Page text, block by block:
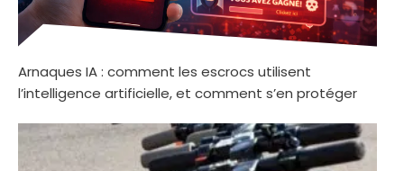
Arnaques IA : comment les escrocs utilisent
l’intelligence artificielle, et comment s’en protéger